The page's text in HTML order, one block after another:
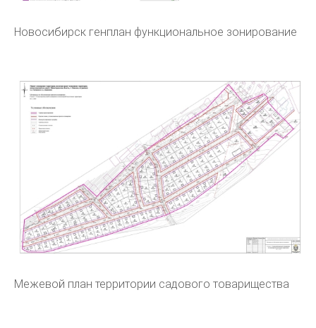
Новосибирск генплан функциональное зонирование
Межевой план территории садового товарищества